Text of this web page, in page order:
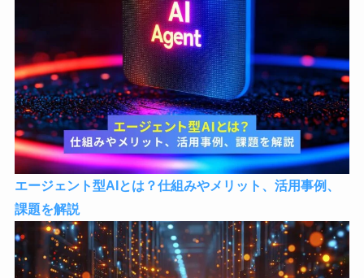
エージェント型AIとは？仕組みやメリット、活用事例、
課題を解説